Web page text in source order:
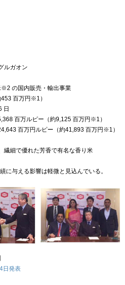
ルガオン
※2 の国内販売・輸出事業
百万円※1）
日
百万ルピー（約9,125 百万円※1）
百万円ルピー（約41,893 百万円※1）
細で優れた芳香で有名な香り米
に与える影響は軽微と見込んでいる。
日発表